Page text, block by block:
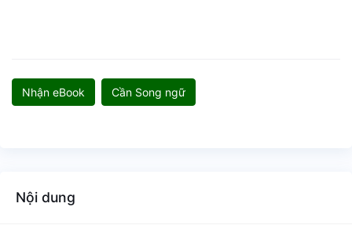
Nhận eBook Cần Song ngữ
Nội dung